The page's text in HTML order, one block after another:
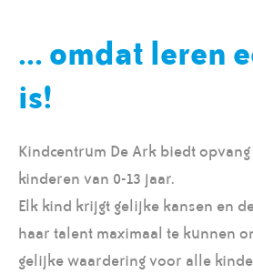
... omdat leren
is!
Kindcentrum De Ark biedt
kinderen van 0-13 jaar.
Elk kind krijgt gelijke kansen en
haar talent maximaal te kunnen
gelijke waardering voor alle